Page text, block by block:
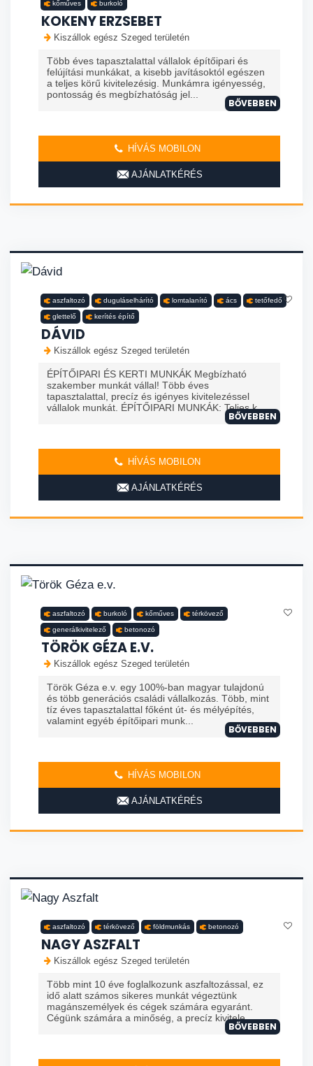
kőműves burkoló
KOKENY ERZSEBET
Kiszállok egész Szeged területén
Több éves tapasztalattal vállalok építőipari és
felújítási munkákat, a kisebb javításoktól egészen
a teljes körű kivitelezésig. Munkámra igényesség,
pontosság és megbízhatóság jel...
BŐVEBBEN
HÍVÁS MOBILON
AJÁNLATKÉRÉS
aszfaltozó duguláselhárító lomtalanító ács tetőfedő
glettelő kerítés építő
DÁVID
Kiszállok egész Szeged területén
ÉPÍTŐIPARI ÉS KERTI MUNKÁK Megbízható
szakember munkát vállal! Több éves
tapasztalattal, precíz és igényes kivitelezéssel
vállalok munkát. ÉPÍTŐIPARI MUNKÁK: Teljes k...
BŐVEBBEN
HÍVÁS MOBILON
AJÁNLATKÉRÉS
aszfaltozó burkoló kőműves térkövező
generálkivitelező betonozó
TÖRÖK GÉZA E.V.
Kiszállok egész Szeged területén
Török Géza e.v. egy 100%-ban magyar tulajdonú
és több generációs családi vállalkozás. Több, mint
tíz éves tapasztalattal főként út- és mélyépítés,
valamint egyéb építőipari munk...
BŐVEBBEN
HÍVÁS MOBILON
AJÁNLATKÉRÉS
aszfaltozó térkövező földmunkás betonozó
NAGY ASZFALT
Kiszállok egész Szeged területén
Több mint 10 éve foglalkozunk aszfaltozással, ez
idő alatt számos sikeres munkát végeztünk
magánszemélyek és cégek számára egyaránt.
Cégünk számára a minőség, a precíz kivitele...
BŐVEBBEN